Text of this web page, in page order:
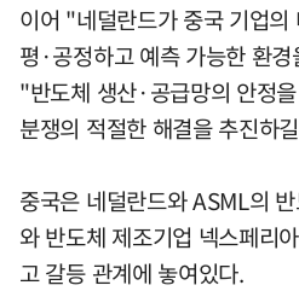
이어 "네덜란드가 중국 기업
평·공정하고 예측 가능한 환
"반도체 생산·공급망의 안정
분쟁의 적절한 해결을 추진하
중국은 네덜란드와 ASML의
와 반도체 제조기업 넥스페리
고 갈등 관계에 놓여있다.